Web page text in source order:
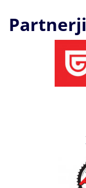
Partnerji